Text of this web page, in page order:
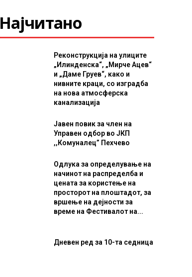
Најчитано
Реконструкција на улиците
„Илинденска“, „Мирче Ацев“
и „Даме Груев“, како и
нивните краци, со изградба
на нова атмосферска
канализација
Јавен повик за член на
Управен одбор во ЈКП
,,Комуналец” Пехчево
Одлука за определување на
начинот на распределба и
цената за користење на
просторот на плоштадот, за
вршење на дејности за
време на Фестивалот на...
Дневен ред за 10-та седница